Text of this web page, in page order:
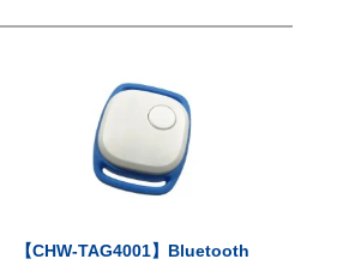
【CHW-TAG4001】Bluetooth